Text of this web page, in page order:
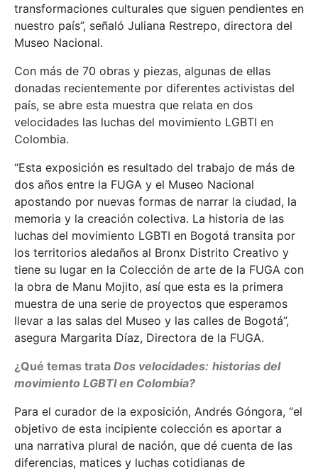
transformaciones culturales que siguen pendientes en
nuestro país”, señaló Juliana Restrepo, directora del
Museo Nacional.
Con más de 70 obras y piezas, algunas de ellas
donadas recientemente por diferentes activistas del
país, se abre esta muestra que relata en dos
velocidades las luchas del movimiento LGBTI en
Colombia.
“Esta exposición es resultado del trabajo de más de
dos años entre la FUGA y el Museo Nacional
apostando por nuevas formas de narrar la ciudad, la
memoria y la creación colectiva. La historia de las
luchas del movimiento LGBTI en Bogotá transita por
los territorios aledaños al Bronx Distrito Creativo y
tiene su lugar en la Colección de arte de la FUGA con
la obra de Manu Mojito, así que esta es la primera
muestra de una serie de proyectos que esperamos
llevar a las salas del Museo y las calles de Bogotá”,
asegura Margarita Díaz, Directora de la FUGA.
¿Qué temas trata Dos velocidades: historias del
movimiento LGBTI en Colombia?
Para el curador de la exposición, Andrés Góngora, “el
objetivo de esta incipiente colección es aportar a
una narrativa plural de nación, que dé cuenta de las
diferencias, matices y luchas cotidianas de